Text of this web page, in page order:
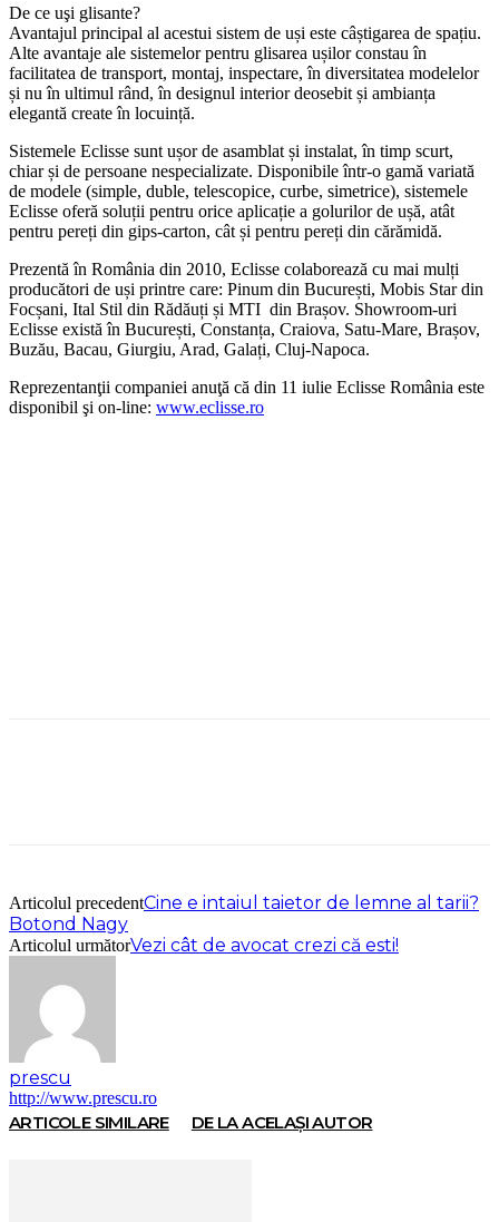
De ce uşi glisante?
Avantajul principal al acestui sistem de uși este câștigarea de spațiu.
Alte avantaje ale sistemelor pentru glisarea ușilor constau în
facilitatea de transport, montaj, inspectare, în diversitatea modelelor
și nu în ultimul rând, în designul interior deosebit și ambianța
elegantă create în locuință.
Sistemele Eclisse sunt ușor de asamblat și instalat, în timp scurt,
chiar și de persoane nespecializate. Disponibile într-o gamă variată
de modele (simple, duble, telescopice, curbe, simetrice), sistemele
Eclisse oferă soluții pentru orice aplicație a golurilor de ușă, atât
pentru pereți din gips-carton, cât și pentru pereți din cărămidă.
Prezentă în România din 2010, Eclisse colaborează cu mai mulți
producători de uși printre care: Pinum din București, Mobis Star din
Focșani, Ital Stil din Rădăuți și MTI din Brașov. Showroom-uri
Eclisse există în București, Constanța, Craiova, Satu-Mare, Brașov,
Buzău, Bacau, Giurgiu, Arad, Galați, Cluj-Napoca.
Reprezentanţii companiei anuţă că din 11 iulie Eclisse România este
disponibil şi on-line: www.eclisse.ro
Articolul precedentCine e intaiul taietor de lemne al tarii?
Botond Nagy
Articolul următorVezi cât de avocat crezi că esti!
prescu
http://www.prescu.ro
ARTICOLE SIMILARE DE LA ACELAȘI AUTOR